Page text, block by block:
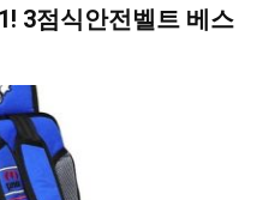
3점식안전벨트 베스